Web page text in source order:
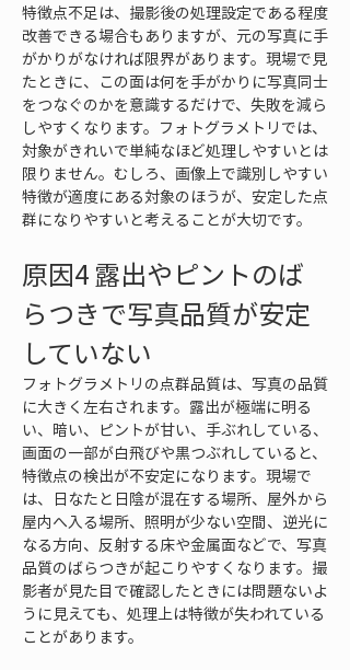
特徴点不足は、撮影後の処理設定である程度
改善できる場合もありますが、元の写真に手
がかりがなければ限界があります。現場で見
たときに、この面は何を手がかりに写真同士
をつなぐのかを意識するだけで、失敗を減ら
しやすくなります。フォトグラメトリでは、
対象がきれいで単純なほど処理しやすいとは
限りません。むしろ、画像上で識別しやすい
特徴が適度にある対象のほうが、安定した点
群になりやすいと考えることが大切です。
原因4 露出やピントのば
らつきで写真品質が安定
していない
フォトグラメトリの点群品質は、写真の品質
に大きく左右されます。露出が極端に明る
い、暗い、ピントが甘い、手ぶれしている、
画面の一部が白飛びや黒つぶれしていると、
特徴点の検出が不安定になります。現場で
は、日なたと日陰が混在する場所、屋外から
屋内へ入る場所、照明が少ない空間、逆光に
なる方向、反射する床や金属面などで、写真
品質のばらつきが起こりやすくなります。撮
影者が見た目で確認したときには問題ないよ
うに見えても、処理上は特徴が失われている
ことがあります。